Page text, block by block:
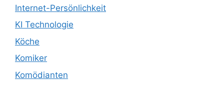
Internet-Persönlichkeit
KI Technologie
Köche
Komiker
Komödianten